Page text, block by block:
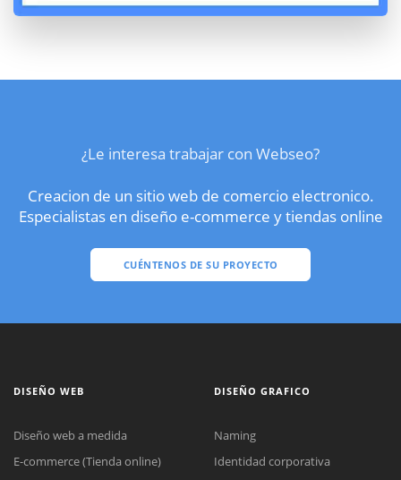
¿Le interesa trabajar con Webseo?
Creacion de un sitio web de comercio electronico.
Especialistas en diseño e-commerce y tiendas online
CUÉNTENOS DE SU PROYECTO
DISEÑO WEB
Diseño web a medida
E-commerce (Tienda online)
DISEÑO GRAFICO
Naming
Identidad corporativa